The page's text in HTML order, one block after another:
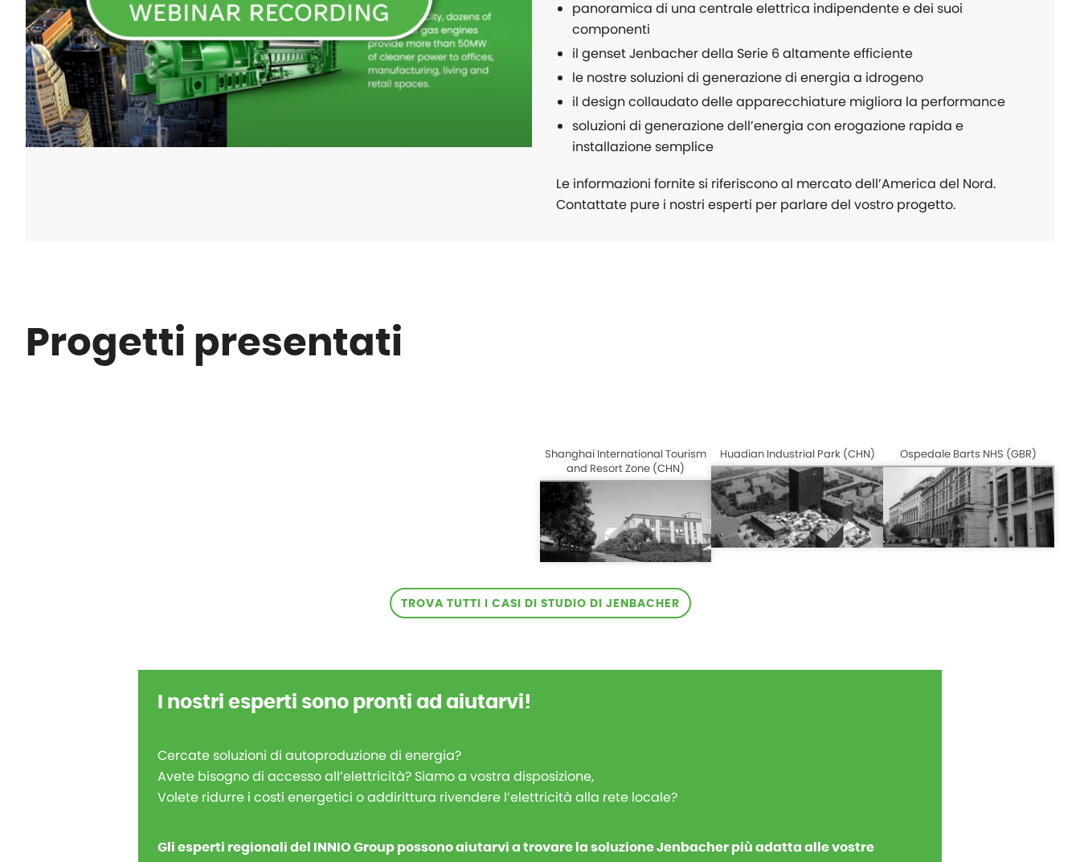
panoramica di una centrale elettrica indipendente e dei suoi
componenti
il genset Jenbacher della Serie 6 altamente efficiente
le nostre soluzioni di generazione di energia a idrogeno
il design collaudato delle apparecchiature migliora la performance
soluzioni di generazione dell’energia con erogazione rapida e
installazione semplice
Le informazioni fornite si riferiscono al mercato dell’America del Nord.
Contattate pure i nostri esperti per parlare del vostro progetto.
Progetti presentati
Shanghai International Tourism
and Resort Zone (CHN)
Huadian Industrial Park (CHN) Ospedale Barts NHS (GBR)
TROVA TUTTI I CASI DI STUDIO DI JENBACHER
I nostri esperti sono pronti ad aiutarvi!
Cercate soluzioni di autoproduzione di energia?
Avete bisogno di accesso all’elettricità? Siamo a vostra disposizione,
Volete ridurre i costi energetici o addirittura rivendere l’elettricità alla rete locale?
Gli esperti regionali del INNIO Group possono aiutarvi a trovare la soluzione Jenbacher più adatta alle vostre